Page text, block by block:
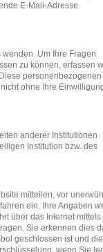
E-Mail-Adresse
Um Ihre Fragen
zu können, erfassen
ohne Ihre
anderer Institutionen
Institution bzw. des
mitteilen, vor
ein. Ihre Angaben
über das Internet
Sie erkennen dies
geschlossen ist und die
wenn Sie